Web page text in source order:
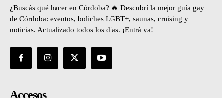
¿Buscás qué hacer en Córdoba? 🔥 Descubrí la mejor guía gay
de Córdoba: eventos, boliches LGBT+, saunas, cruising y
noticias. Actualizado todos los días. ¡Entrá ya!
Accesos